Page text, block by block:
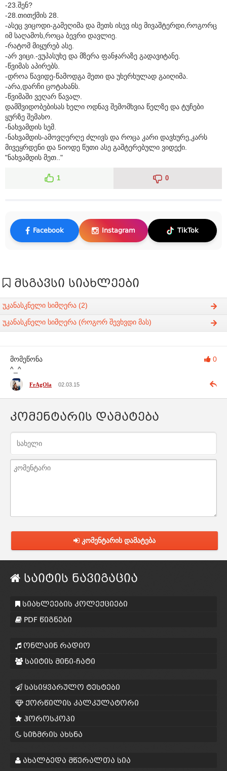
-23.შენ?
-28.თითქმის 28.
-ასეც ვიცოდი-გამეღიმა და მეთს ისევ ისე მივაშტერდი,როგორც
იმ საღამოს,როცა ბევრი დავლიე.
-რატომ მიყურებ ასე.
-არ ვიცი.-ვუპასუხე და მზერა ფანჯარაზე გადავიტანე.
-წვიმას აპირებს.
-დროა წავიდე-წამოდგა მეთი და უხერხულად გაიღიმა.
-არა,დარჩი ცოტახანს.
-წვიმაში ვეღარ წავალ.
დამშვიდობებისას ხელი ოდნავ შემომხვია წელზე და ტუჩები
ყურზე შემახო.
-ნახვამდის სემ.
-ნახვამდის-ამოვღერღე ძლივს და როცა კარი დავხურე,კარს
მივეყრდენი და 5იოდე წუთი ასე გაშტერებული ვიდექი.
"ნახვამდის მეთ.."
1 0
Facebook Instagram TikTok
მსგავსი სიახლეები
უკანასკნელი სიმღერა (2)
უკანასკნელი სიმღერა (როგორ შევხვდი მას)
0
მომეწონა
^_^
FrAgOla 02.03.15
კომენტარის დამატება
კომენტარის დამატება
საიტის ნავიგაცია
სიახლეების კოლექციები
PDF წიგნები
ონლაინ რადიო
საიტის მინი-ჩატი
სასიყვარულო ტესტები
ქორწილის კალკულატორი
ჰოროსკოპი
სიზმრის ახსნა
ახალბედა მწერალთა სია